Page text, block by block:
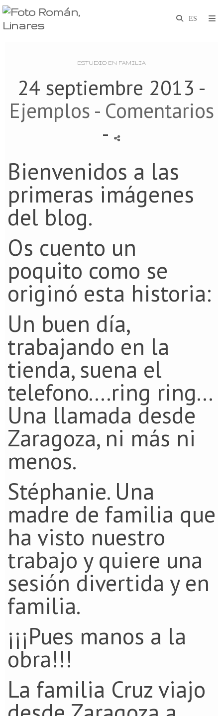
ESTUDIO EN FAMILIA
24 septiembre 2013 -
Ejemplos - Comentarios
-
Bienvenidos a las
primeras imágenes
del blog.
Os cuento un
poquito como se
originó esta historia:
Un buen día,
trabajando en la
tienda, suena el
telefono....ring ring...
Una llamada desde
Zaragoza, ni más ni
menos.
Stéphanie. Una
madre de familia que
ha visto nuestro
trabajo y quiere una
sesión divertida y en
familia.
¡¡¡Pues manos a la
obra!!!
La familia Cruz viajo